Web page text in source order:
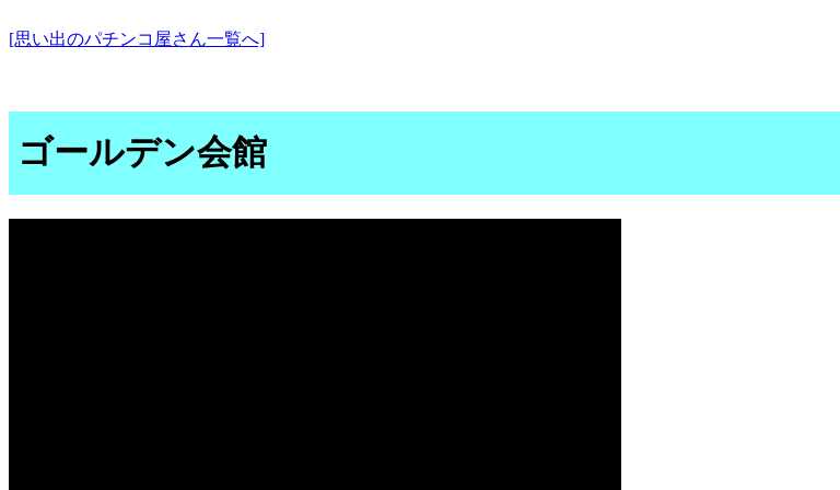
[思い出のパチンコ屋さん一覧へ]
ゴールデン会館